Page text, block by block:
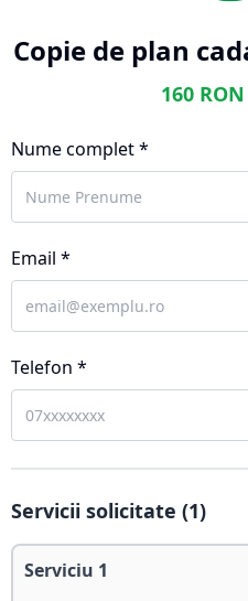
Copie de plan
160RON
Nume complet *
Email *
Telefon *
Servicii solicitate (1)
Serviciu 1